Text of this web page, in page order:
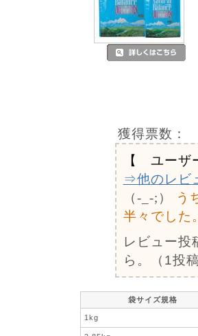
獲得票数：
【 ユーザ
⇒他のレビ
（-_-;）
う
半々でした
レビュー投
ら。（1投
袋サイズ規格
1kg